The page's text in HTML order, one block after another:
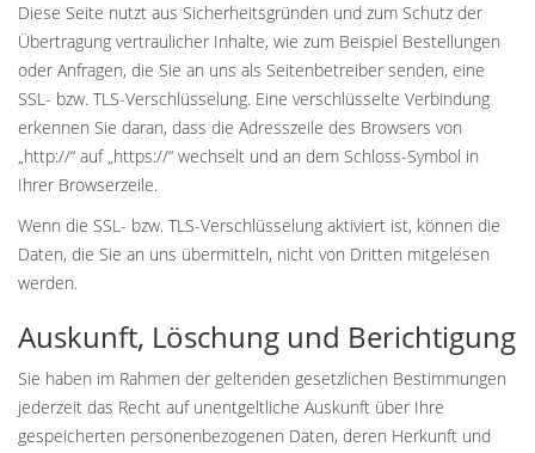
Diese Seite nutzt aus Sicherheitsgründen und zum Schutz der
Übertragung vertraulicher Inhalte, wie zum Beispiel Bestellungen
oder Anfragen, die Sie an uns als Seitenbetreiber senden, eine
SSL- bzw. TLS-Verschlüsselung. Eine verschlüsselte Verbindung
erkennen Sie daran, dass die Adresszeile des Browsers von
„http://“ auf „https://“ wechselt und an dem Schloss-Symbol in
Ihrer Browserzeile.
Wenn die SSL- bzw. TLS-Verschlüsselung aktiviert ist, können die
Daten, die Sie an uns übermitteln, nicht von Dritten mitgelesen
werden.
Auskunft, Löschung und Berichtigung
Sie haben im Rahmen der geltenden gesetzlichen Bestimmungen
jederzeit das Recht auf unentgeltliche Auskunft über Ihre
gespeicherten personenbezogenen Daten, deren Herkunft und